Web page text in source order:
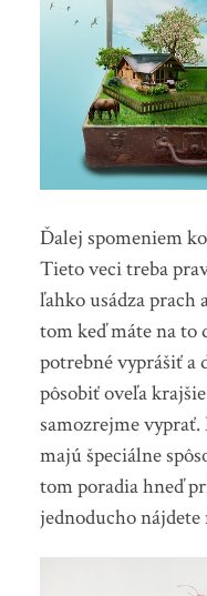
Ďalej spomeniem
Tieto veci treba
ľahko usádza prach
tom keď máte na to
potrebné vyprášiť a
pôsobiť oveľa
samozrejme
majú špeciálne
tom poradia hneď
jednoducho